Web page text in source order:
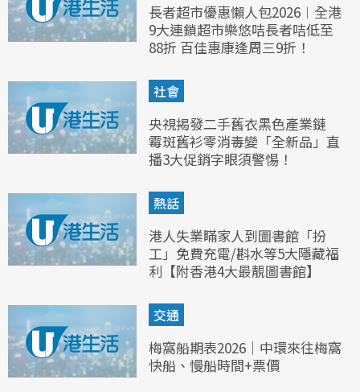
長者超市優惠懶人包2026︱全港
9大連鎖超市樂悠咭長者咭低至
88折 百佳惠康逢周三9折！
社會
央視揭發二手舊衣黑色產業鏈
霉斑舊衫零消毒變「全新品」直
播3大促銷字眼須警惕！
熱話
港人失業瞞家人到圖書館「扮
工」免費充電/斟水等5大隱藏福
利【附香港4大最靚圖書館】
交通
梅窩船期表2026｜中環來往梅窩
快船、慢船時間+票價